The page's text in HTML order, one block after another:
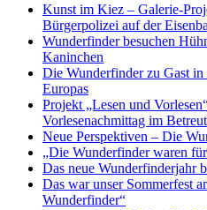
Kunst im Kiez – Galerie-
Bürgerpolizei auf der
Wunderfinder besuchen
Kaninchen
Die Wunderfinder zu Gast in
Europas
Projekt „Lesen und
Vorlesenachmittag im
Neue Perspektiven – Die
„Die Wunderfinder waren
Das neue Wunderfinderjahr
Das war unser Sommerfest
Wunderfinder“